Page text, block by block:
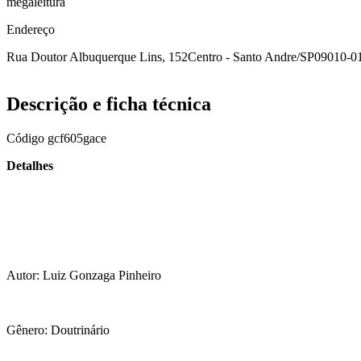
Endereço
Rua Doutor Albuquerque Lins, 152Centro - Santo Andre/SP09010-
Descrição e ficha técnica
Código gcf605gace
Detalhes
Autor: Luiz Gonzaga Pinheiro
Gênero: Doutrinário